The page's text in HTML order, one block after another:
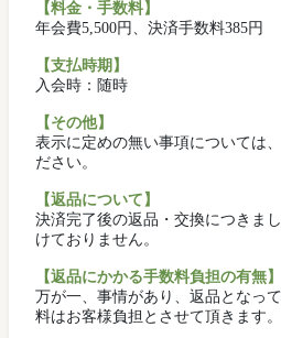
【料金・手数料】
年会費5,500円、決済手数料385円
【支払時期】
入会時：随時
【その他】
表示に定めの無い事項については
ださい。
【返品について】
決済完了後の返品・交換につきま
けておりません。
【返品にかかる手数料負担の有無】
万が一、事情があり、返品となっ
料はお客様負担とさせて頂きます。